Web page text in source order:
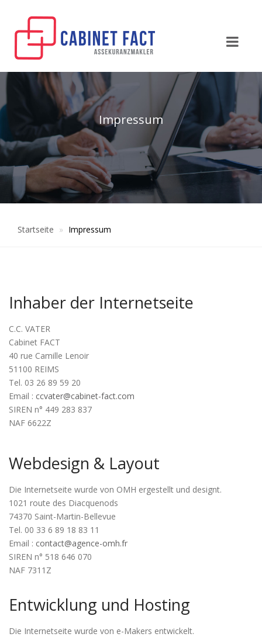
Impressum
Startseite Impressum
Inhaber der Internetseite
C.C. VATER
Cabinet FACT
40 rue Camille Lenoir
51100 REIMS
Tel. 03 26 89 59 20
Email : ccvater@cabinet-fact.com
SIREN n° 449 283 837
NAF 6622Z
Webdesign & Layout
Die Internetseite wurde von OMH ergestellt und designt.
1021 route des Diacquenods
74370 Saint-Martin-Bellevue
Tel. 00 33 6 89 18 83 11
Email : contact@agence-omh.fr
SIREN n° 518 646 070
NAF 7311Z
Entwicklung und Hosting
Die Internetseite wurde von e-Makers entwickelt.